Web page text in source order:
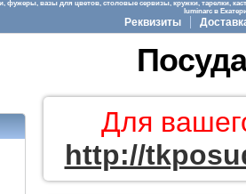
вазы для цветов, столовые сервизы, кружки, тарелки,
luminarc в
Реквизиты
Для
http://